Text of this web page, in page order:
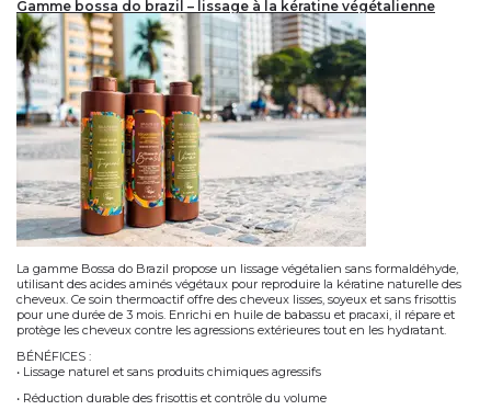
BÉNÉFICES :
• Réparation intensivegrâce aux protéines naturelles
• Lissage durable jusqu’à 3 mois
• Hydratation en profondeur avec des ingrédients bio d’Amazonie
• Réduction des frisottis et brillance accrue
• Certifié veganet respectueux de l’environnement
gamme bossa do brazil – lissage à la kératine végétalienne